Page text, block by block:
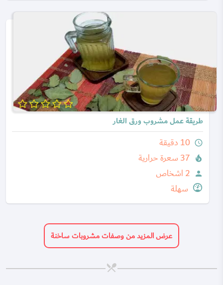
طريقة عمل مشروب ورق الغار
query_builder 10 دقيقة
local_fire_department 37 سعرة حرارية
person
2 اشخاص
سهلة
عرض المزيد من وصفات مشروبات ساخنة